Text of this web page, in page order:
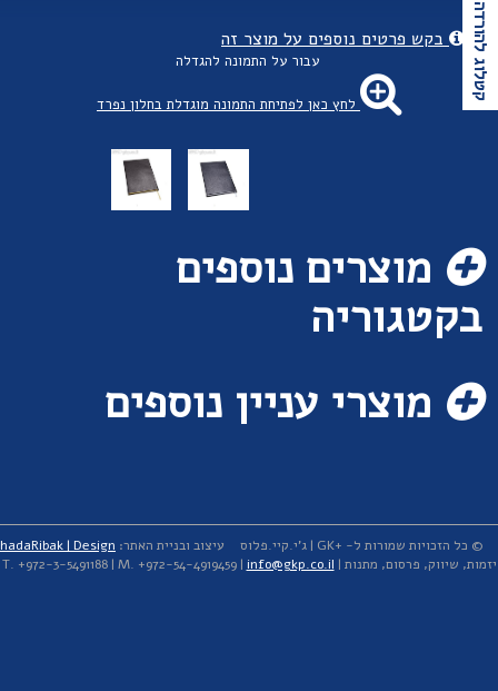
קטלוג להורדה בקש פרטים נוספים על מוצר זה
עבור על התמונה להגדלה
לחץ כאן לפתיחת התמונה מוגדלת בחלון נפרד
מוצרים נוספים
בקטגוריה
מוצרי עניין נוספים
עיצוב ובניית האתר: hadaRibak | Design
© כל הזכויות שמורות ל- +GK | ג'י.קיי.פלוס
יזמות, שיווק, פרסום, מתנות | T. +972-3-5491188 | M. +972-54-4919459 | info@gkp.co.il